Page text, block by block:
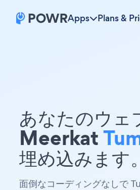
Apps Plans &
あなたのウ
Meerkat
埋め込みます。
面倒なコーディングなしで